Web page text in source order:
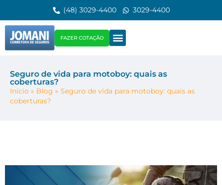
(48) 3029-4400 3029-4400
FAZER COTAÇÃO
Seguro de vida para motoboy: quais as
coberturas?
Início » Blog » Seguro de vida para motoboy: quais as
coberturas?